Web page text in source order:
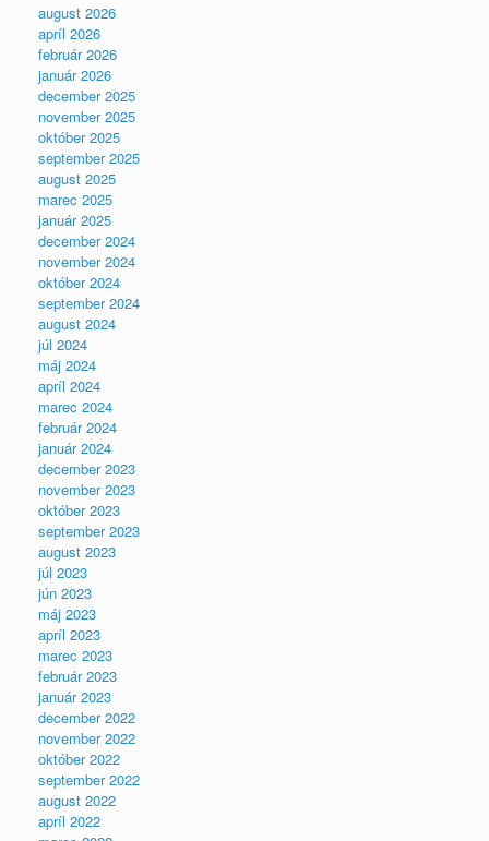
august 2026
apríl 2026
február 2026
január 2026
december 2025
november 2025
október 2025
september 2025
august 2025
marec 2025
január 2025
december 2024
november 2024
október 2024
september 2024
august 2024
júl 2024
máj 2024
apríl 2024
marec 2024
február 2024
január 2024
december 2023
november 2023
október 2023
september 2023
august 2023
júl 2023
jún 2023
máj 2023
apríl 2023
marec 2023
február 2023
január 2023
december 2022
november 2022
október 2022
september 2022
august 2022
apríl 2022